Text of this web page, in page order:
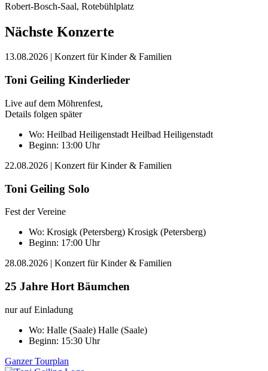
Robert-Bosch-Saal, Rotebühlplatz
Nächste Konzerte
13.08.2026 | Konzert für Kinder & Familien
Toni Geiling Kinderlieder
Live auf dem Möhrenfest,
Details folgen später
Wo: Heilbad Heiligenstadt Heilbad Heiligenstadt
Beginn: 13:00 Uhr
22.08.2026 | Konzert für Kinder & Familien
Toni Geiling Solo
Fest der Vereine
Wo: Krosigk (Petersberg) Krosigk (Petersberg)
Beginn: 17:00 Uhr
28.08.2026 | Konzert für Kinder & Familien
25 Jahre Hort Bäumchen
nur auf Einladung
Wo: Halle (Saale) Halle (Saale)
Beginn: 15:30 Uhr
Ganzer Tourplan